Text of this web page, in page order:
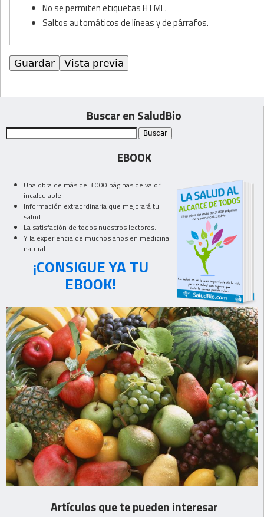
No se permiten etiquetas HTML.
Saltos automáticos de líneas y de párrafos.
Buscar en SaludBio
EBOOK
Una obra de más de 3.000 páginas de valor
incalculable.
Información extraordinaria que mejorará tu
salud.
La satisfación de todos nuestros lectores.
Y la experiencia de muchos años en medicina
natural.
¡CONSIGUE YA TU
EBOOK!
Artículos que te pueden interesar